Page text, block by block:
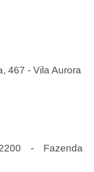
467 - Vila Aurora
- Fazenda